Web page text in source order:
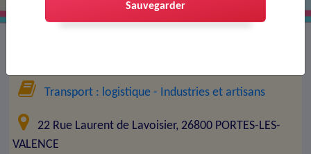
Transport : logistique - Industries et artisans
22 Rue Laurent de Lavoisier, 26800 PORTES-LES-
VALENCE
Sauvegarder